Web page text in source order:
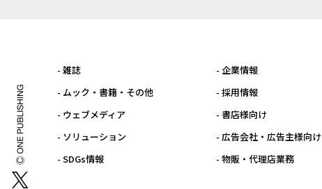
- 雑誌
- ムック・書籍・その他
- ウェブメディア
- ソリューション
- SDGs情報
- 企業情報
- 採用情報
- 書店様向け
- 広告会社・広告主様向け
- 物販・代理店業務